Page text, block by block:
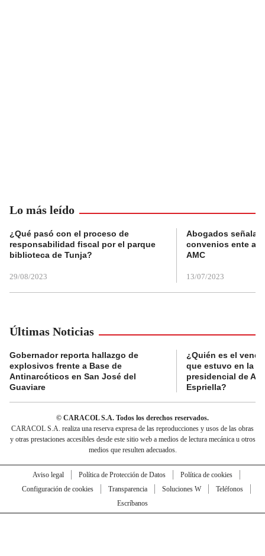
Lo más leído
¿Qué pasó con el proceso de
responsabilidad fiscal por el parque
biblioteca de Tunja?
29/08/2023
Abogados
convenios ente
AMC
13/07/2023
Últimas Noticias
Gobernador reporta hallazgo de
explosivos frente a Base de
Antinarcóticos en San José del
Guaviare
¿Quién es el
que estuvo en la
presidencial de
Espriella?
© CARACOL S.A. Todos los derechos reservados.
CARACOL S.A. realiza una reserva expresa de las reproducciones y usos de las obras
y otras prestaciones accesibles desde este sitio web a medios de lectura mecánica u otros
medios que resulten adecuados.
Aviso legal Política de Protección de Datos
Política de cookies
Configuración de cookies
Transparencia Soluciones W
Teléfonos
Escríbanos